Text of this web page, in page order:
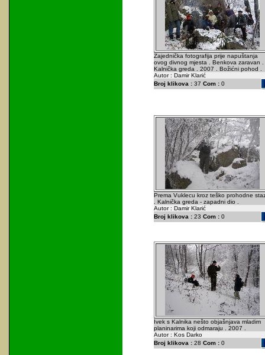
Zajednička fotografija prije napuštanja
ovog divnog mjesta . Benkova zaravan .
Kalnička greda . 2007 . Božićni pohod .
Autor : Damir Klarić
Broj klikova :37 Com :0
Prema Vuklecu kroz teško prohodne
. Kalnička greda - zapadni dio .
Autor : Damir Klarić
Broj klikova :23 Com :0
Ivek s Kalnika nešto objašnjava mladim
planinarima koji odmaraju . 2007 .
Autor : Kos Darko
Broj klikova :28 Com :0